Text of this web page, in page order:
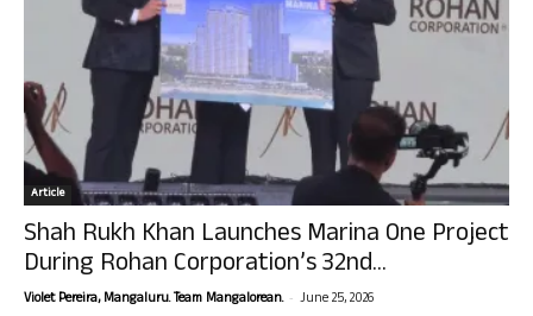
Article
Shah Rukh Khan Launches Marina One Project
During Rohan Corporation’s 32nd...
Violet Pereira, Mangaluru. Team Mangalorean. - June 25, 2026